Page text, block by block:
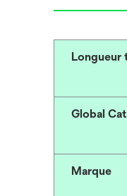
Longueur
Global
Marque